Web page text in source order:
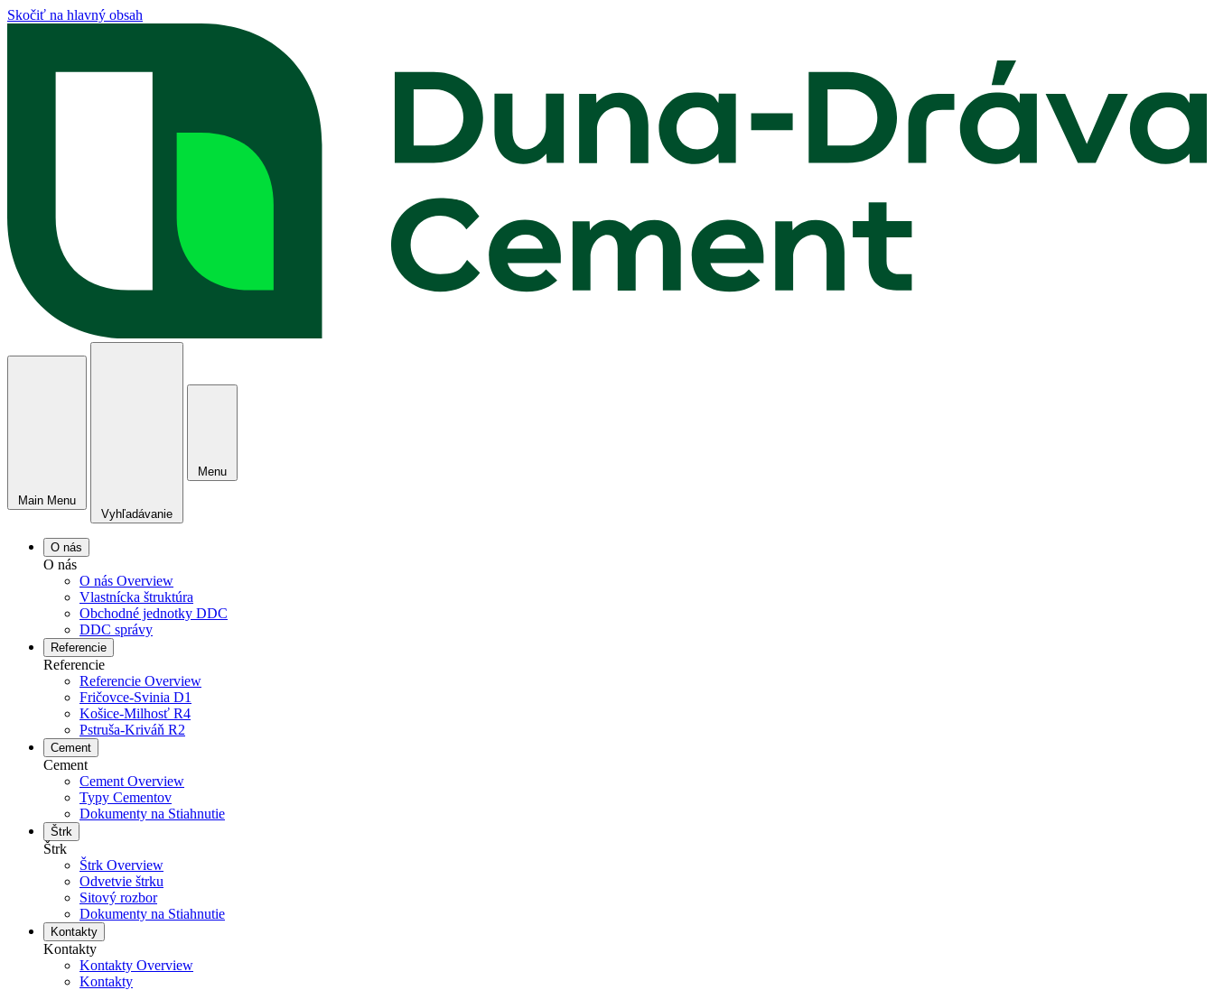
Skočiť na hlavný obsah
Main Menu
Vyhľadávanie
Menu
O nás
O nás
O nás Overview
Vlastnícka štruktúra
Obchodné jednotky DDC
DDC správy
Referencie
Referencie
Referencie Overview
Fričovce-Svinia D1
Košice-Milhosť R4
Pstruša-Kriváň R2
Cement
Cement
Cement Overview
Typy Cementov
Dokumenty na Stiahnutie
Štrk
Štrk
Štrk Overview
Odvetvie štrku
Sitový rozbor
Dokumenty na Stiahnutie
Kontakty
Kontakty
Kontakty Overview
Kontakty